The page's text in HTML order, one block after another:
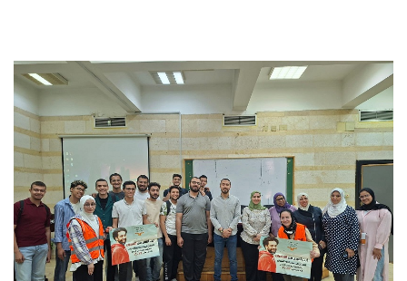
الدراسات العليا
الخريجين
الموظفون
الزائـرون